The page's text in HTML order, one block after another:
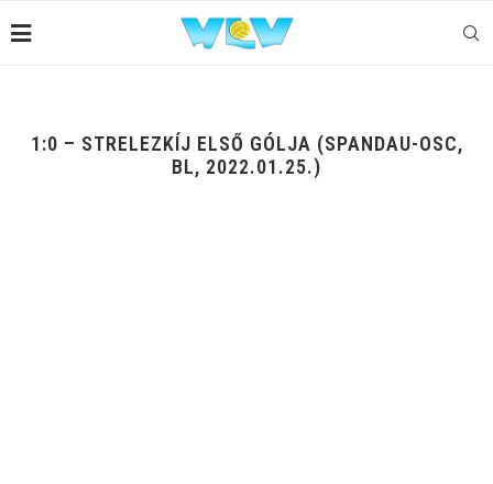
1:0 – STRELEZKÍJ ELSŐ GÓLJA (SPANDAU-OSC,
BL, 2022.01.25.)